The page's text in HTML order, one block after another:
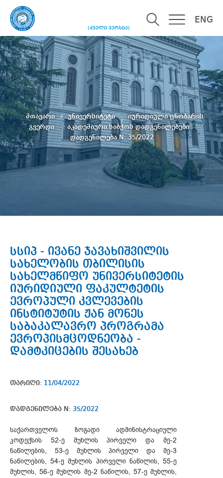
(ძველი ვერსია)
ENG
მთავარი უნივერსიტეტი
იურიდიული ცნობარის
გვერდი
აკადემიური საბჭოს დადგენილებები
დადგენილება N: 35/2022
სსიპ - ივანე ჯავახიშვილის
სახელობის თბილისის
სახელმწიფო უნივერსიტეტის
იურიდიული ფაკულტეტის
ევროპული კვლევების
ინსტიტუტის ჟან მონეს
საბაკალავრო პროგრამა
ევროპისმცოდნეობა -
დამტკიცების შესახებ
თარიღი: 11/04/2022
დადგენილება N: 35/2022
საქართველოს ზოგადი ადმინისტრაციული
კოდექსის 52-ე მუხლის პირველი და მე-2
ნაწილების, 53-ე მუხლის პირველი და მე-3
ნაწილების, 54-ე მუხლის პირველი ნაწილის, 55-ე
მუხლის, 56-ე მუხლის მე-2 ნაწილის, 57-ე მუხლის,